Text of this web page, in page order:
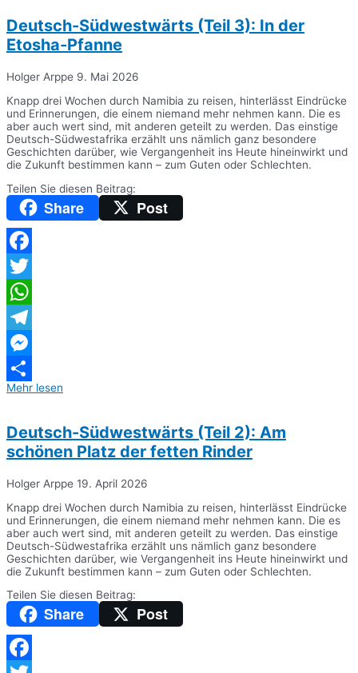
Deutsch-Südwestwärts (Teil 3): In der
Etosha-Pfanne
Holger Arppe 9. Mai 2026
Knapp drei Wochen durch Namibia zu reisen, hinterlässt Eindrücke
und Erinnerungen, die einem niemand mehr nehmen kann. Die es
aber auch wert sind, mit anderen geteilt zu werden. Das einstige
Deutsch-Südwestafrika erzählt uns nämlich ganz besondere
Geschichten darüber, wie Vergangenheit ins Heute hineinwirkt und
die Zukunft bestimmen kann – zum Guten oder Schlechten.
Teilen Sie diesen Beitrag:
Share Post
Facebook
Twitter
WhatsApp
Telegram
Messenger
Teilen
Mehr lesen
Deutsch-Südwestwärts (Teil 2): Am
schönen Platz der fetten Rinder
Holger Arppe 19. April 2026
Knapp drei Wochen durch Namibia zu reisen, hinterlässt Eindrücke
und Erinnerungen, die einem niemand mehr nehmen kann. Die es
aber auch wert sind, mit anderen geteilt zu werden. Das einstige
Deutsch-Südwestafrika erzählt uns nämlich ganz besondere
Geschichten darüber, wie Vergangenheit ins Heute hineinwirkt und
die Zukunft bestimmen kann – zum Guten oder Schlechten.
Teilen Sie diesen Beitrag:
Share Post